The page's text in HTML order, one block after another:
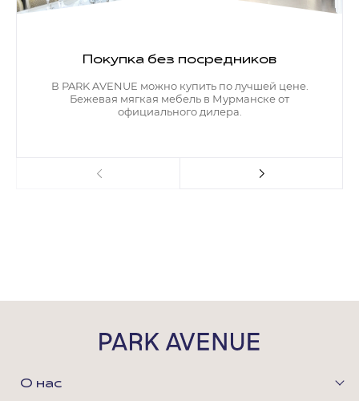
Покупка без посредников
В PARK AVENUE можно купить по лучшей цене.
Бежевая мягкая мебель в Мурманске от
официального дилера.
О нас